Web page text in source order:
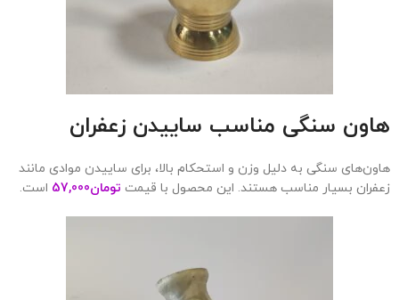
هاون سنگی مناسب ساییدن زعفران
هاون‌های سنگی به دلیل وزن و استحکام بالا، برای ساییدن موادی مانند
زعفران بسیار مناسب هستند. این محصول با قیمت تومان57,000 است.